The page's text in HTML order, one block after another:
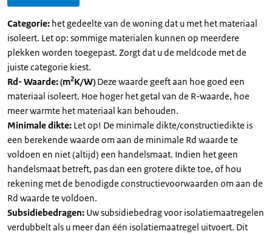
Categorie: het gedeelte van de woning dat u met het materiaal
isoleert. Let op: sommige materialen kunnen op meerdere
plekken worden toegepast. Zorgt dat u de meldcode met de
juiste categorie kiest.
Rd- Waarde: (m2K/W) Deze waarde geeft aan hoe goed een
materiaal isoleert. Hoe hoger het getal van de R-waarde, hoe
meer warmte het materiaal kan behouden.
Minimale dikte: Let op! De minimale dikte/constructiedikte is
een berekende waarde om aan de minimale Rd waarde te
voldoen en niet (altijd) een handelsmaat. Indien het geen
handelsmaat betreft, pas dan een grotere dikte toe, of hou
rekening met de benodigde constructievoorwaarden om aan de
Rd waarde te voldoen.
Subsidiebedragen: Uw subsidiebedrag voor isolatiemaatregelen
verdubbelt als u meer dan één isolatiemaatregel uitvoert. Dit